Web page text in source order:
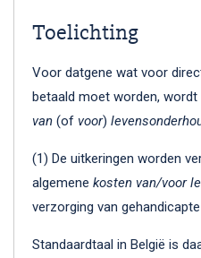
Toelichting
Voor datgene wat voor
betaald moet worden, wordt
van (of voor)
(1) De uitkeringen worden
algemene kosten van/voor
verzorging van
Standaardtaal in België is